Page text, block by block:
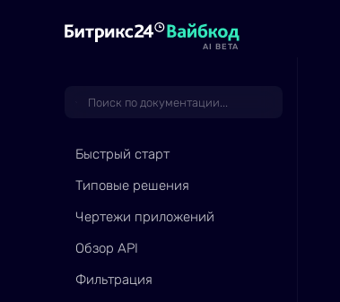
AI BETA
Быстрый старт
Типовые решения
Чертежи приложений
Обзор API
Фильтрация